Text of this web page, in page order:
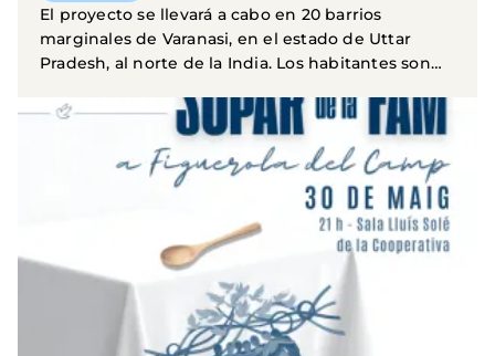
El proyecto se llevará a cabo en 20 barrios
marginales de Varanasi, en el estado de Uttar
Pradesh, al norte de la India. Los habitantes son